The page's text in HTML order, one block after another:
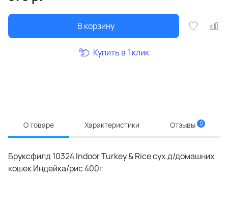
В корзину
Купить в 1 клик
О товаре Характеристики Отзывы 0
Бруксфилд 10324 Indoor Turkey & Rice сух.д/домашних
кошек Индейка/рис 400г